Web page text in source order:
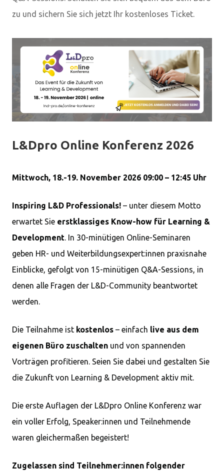
zu und sichern Sie sich jetzt Ihr kostenloses Ticket.
L&Dpro Online Konferenz 2026
Mittwoch, 18.-19. November 2026 09:00 – 12:45 Uhr
Inspiring L&D Professionals! – unter diesem Motto
erwartet Sie erstklassiges Know-how für Learning &
Development. In 30-minütigen Online-Seminaren
geben HR- und Weiterbildungsexpert:innen praxisnahe
Einblicke, gefolgt von 15-minütigen Q&A-Sessions, in
denen alle Fragen der L&D-Community beantwortet
werden.
Die Teilnahme ist kostenlos – einfach live aus dem
eigenen Büro zuschalten und von spannenden
Vorträgen profitieren. Seien Sie dabei und gestalten Sie
die Zukunft von Learning & Development aktiv mit.
Die erste Auflagen der L&Dpro Online Konferenz war
ein voller Erfolg, Speaker:innen und Teilnehmende
waren gleichermaßen begeistert!
Zugelassen sind Teilnehmer:innen folgender